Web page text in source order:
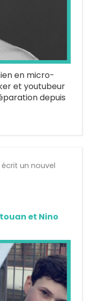
en micro-
et youtubeur
depuis
un nouvel
et Nino